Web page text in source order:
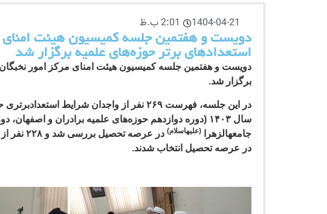
1404-04-21 2:01 ب.ظ
دویست و هفتمین جلسه کمیسیون‌ هیئت امنای
استعدادهای برتر حوزه‌های علمیه برگزار شد
دویست و هفتمین جلسه کمیسیون‌ هیئت امنای مرکز امور نخبگان
برگزار شد.
در این جلسه، فهرست ۲۶۹ نفر از واجدان شرایط
سال ۱۴۰۳ (دوره دوازدهم حوزه‌های علمیه برادران و
جامعهالزهرا
(علیهاسلام)
در عرصه‌
در عرصه تحصیل انتخاب شدند.